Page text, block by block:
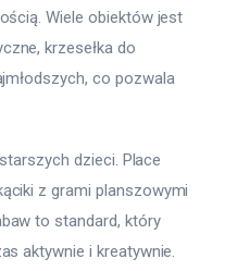
Wiele obiektów jest
krzesełka do
co pozwala
dzieci. Place
z grami planszowymi
to standard, który
aktywnie i kreatywnie.